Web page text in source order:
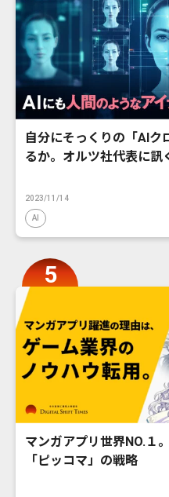
自分にそっくりの「AIク
るか。オルツ社代表に訊
2023/11/14
AI
マンガアプリ世界NO.１
「ピッコマ」の戦略